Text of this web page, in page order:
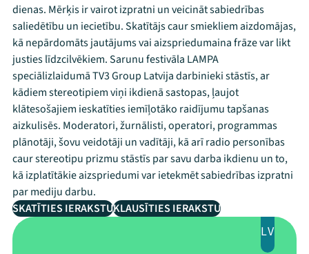
dienas. Mērķis ir vairot izpratni un veicināt sabiedrības
saliedētību un iecietību. Skatītājs caur smiekliem aizdomājas,
kā nepārdomāts jautājums vai aizspriedumaina frāze var likt
justies līdzcilvēkiem. Sarunu festivāla LAMPA
speciālizlaidumā TV3 Group Latvija darbinieki stāstīs, ar
kādiem stereotipiem viņi ikdienā sastopas, ļaujot
klātesošajiem ieskatīties iemīļotāko raidījumu tapšanas
aizkulisēs. Moderatori, žurnālisti, operatori, programmas
plānotāji, šovu veidotāji un vadītāji, kā arī radio personības
caur stereotipu prizmu stāstīs par savu darba ikdienu un to,
kā izplatītākie aizspriedumi var ietekmēt sabiedrības izpratni
par mediju darbu.
SKATĪTIES IERAKSTUKLAUSĪTIES IERAKSTU
LV